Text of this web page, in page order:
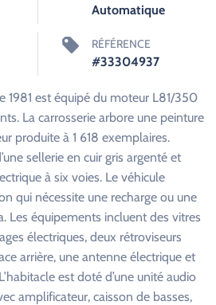
Automatique
RÉFÉRENCE
#33304937
1981 est équipé du moteur L81/350
La carrosserie arbore une peinture
produite à 1 618 exemplaires.
sellerie en cuir gris argenté et
à six voies. Le véhicule
qui nécessite une recharge ou une
Les équipements incluent des vitres
électriques, deux rétroviseurs
arrière, une antenne électrique et
est doté d’une unité audio
amplificateur, caisson de basses,